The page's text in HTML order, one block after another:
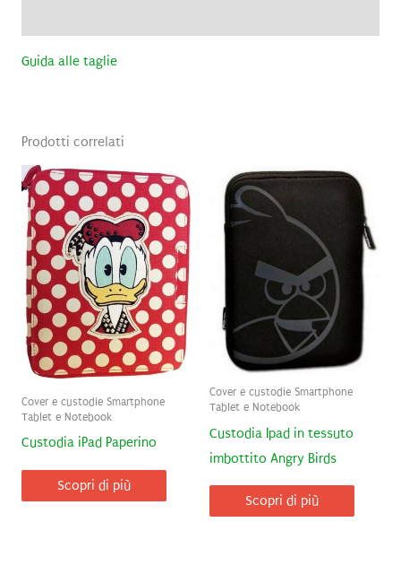
Guida alle taglie
Prodotti correlati
Cover e custodie Smartphone
Tablet e Notebook
Custodia iPad Paperino
Scopri di più
Cover e custodie Smartphone
Tablet e Notebook
Custodia Ipad in tessuto
imbottito Angry Birds
Scopri di più